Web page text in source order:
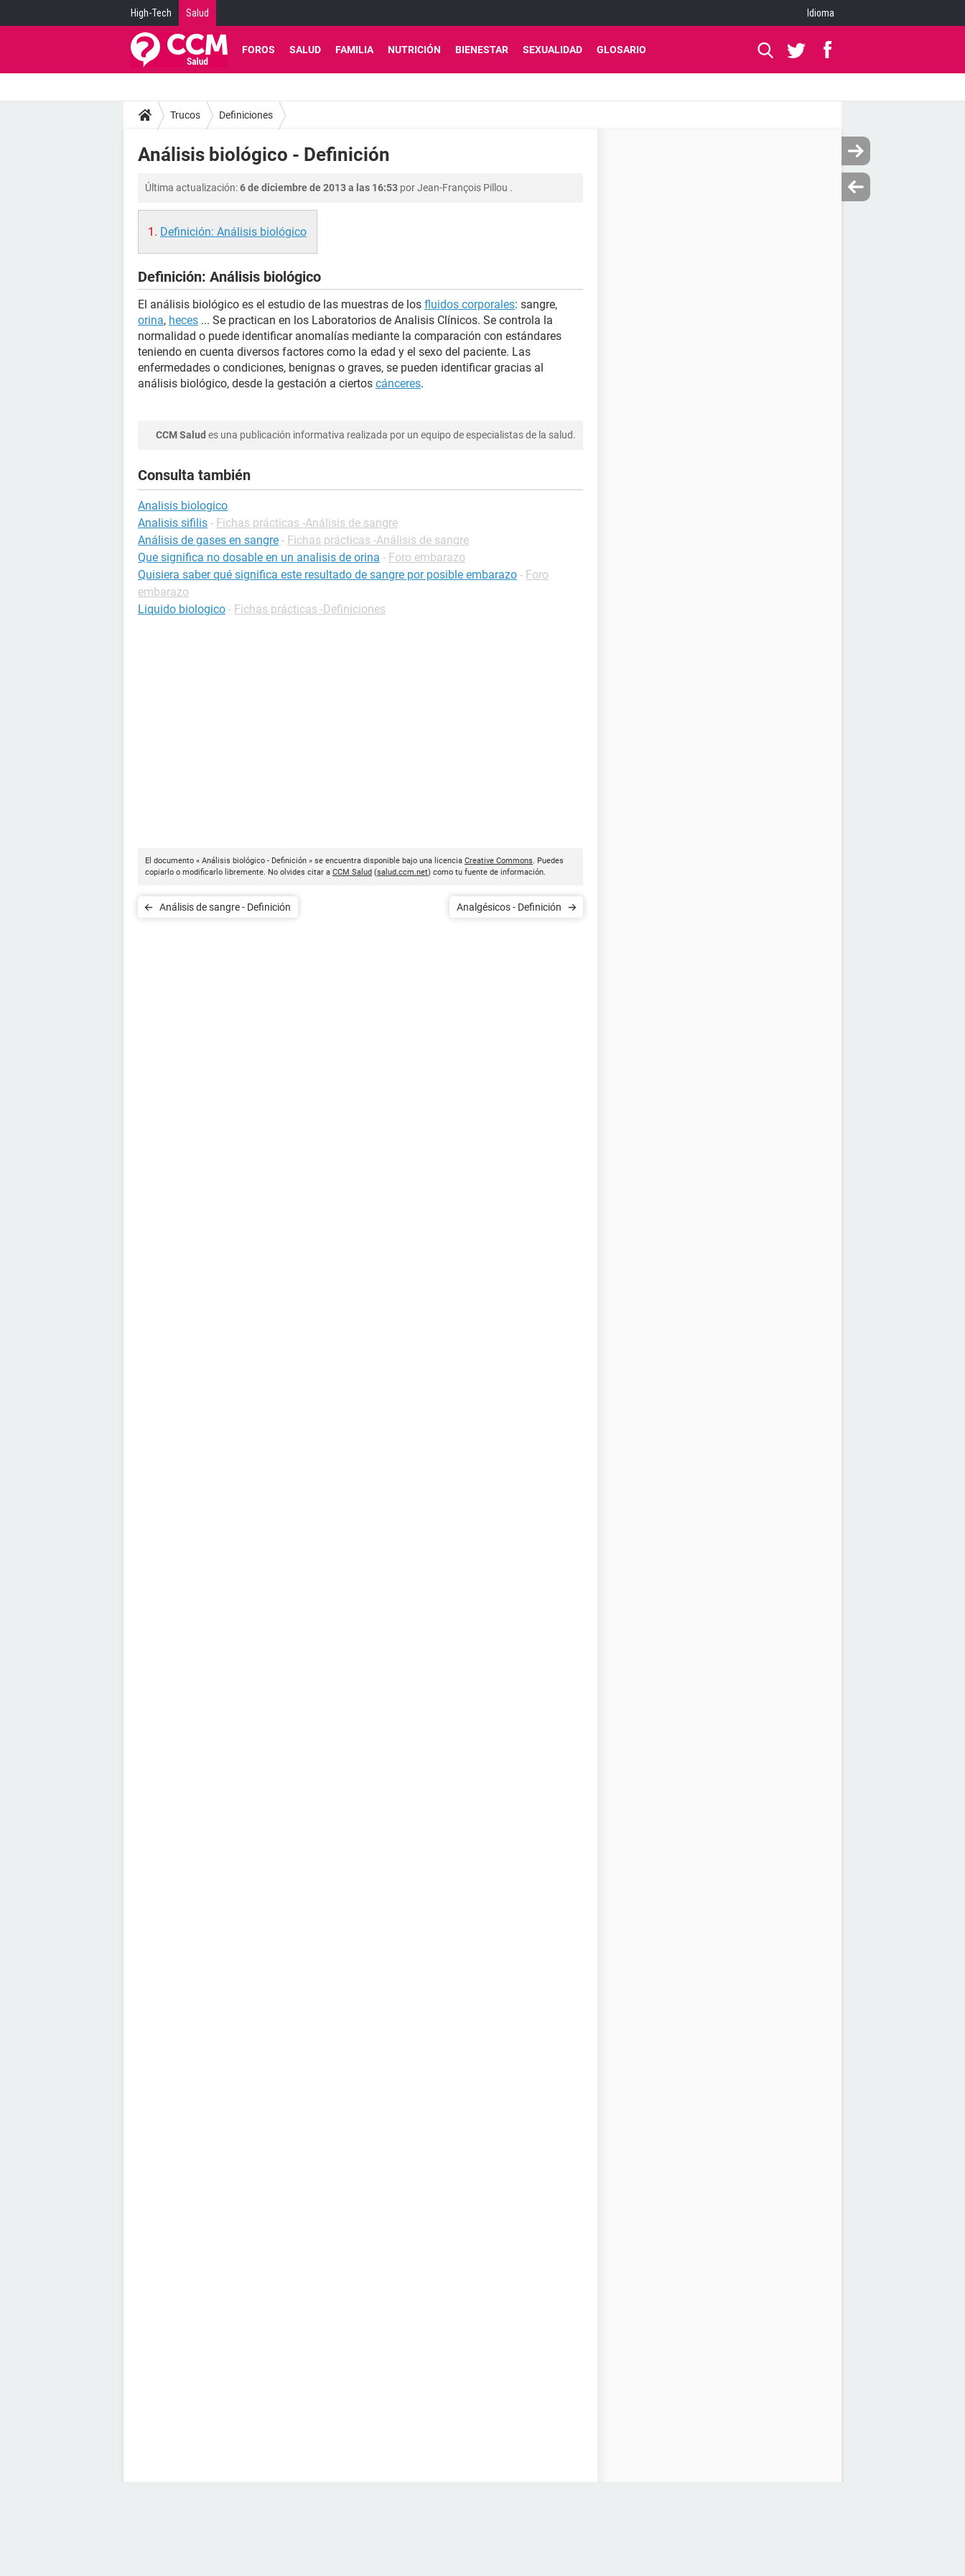
High-Tech Salud Idioma
FOROS SALUD FAMILIA NUTRICIÓN BIENESTAR SEXUALIDAD GLOSARIO
Trucos Definiciones
Análisis biológico - Definición
Última actualización:6 de diciembre de 2013 a las 16:53 porJean-François Pillou .
Definición: Análisis biológico
Definición: Análisis biológico
El análisis biológico es el estudio de las muestras de los fluidos corporales: sangre,
orina, heces ... Se practican en los Laboratorios de Analisis Clínicos. Se controla la
normalidad o puede identificar anomalías mediante la comparación con estándares
teniendo en cuenta diversos factores como la edad y el sexo del paciente. Las
enfermedades o condiciones, benignas o graves, se pueden identificar gracias al
análisis biológico, desde la gestación a ciertos cánceres.
CCM Salud es una publicación informativa realizada por un equipo de especialistas de la salud.
Consulta también
Analisis biologico
Analisis sifilis - Fichas prácticas -Análisis de sangre
Análisis de gases en sangre - Fichas prácticas -Análisis de sangre
Que significa no dosable en un analisis de orina - Foro embarazo
Quisiera saber qué significa este resultado de sangre por posible embarazo - Foro
embarazo
Liquido biologico - Fichas prácticas -Definiciones
El documento « Análisis biológico - Definición » se encuentra disponible bajo una licencia Creative Commons. Puedes
copiarlo o modificarlo libremente. No olvides citar a CCM Salud (salud.ccm.net) como tu fuente de información.
Análisis de sangre - Definición Analgésicos - Definición